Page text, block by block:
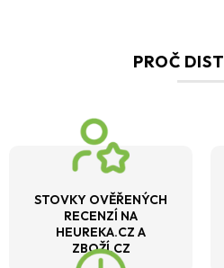
PROČ
STOVKY OVĚŘENÝCH
RECENZÍ NA
HEUREKA.CZ A
ZBOŽÍ.CZ